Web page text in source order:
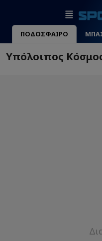
ΠΟΔΟΣΦΑΙΡΟ
Υπόλοιπος